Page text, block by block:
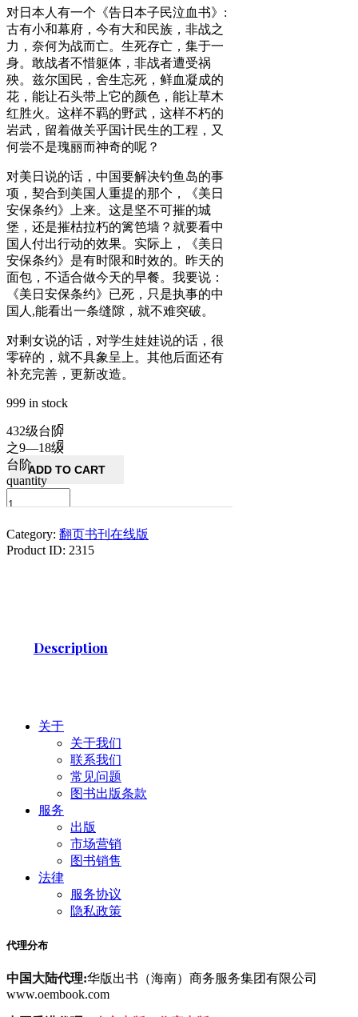
对日本人有一个《告日本子民泣血书》:
古有小和幕府，今有大和民族，非战之
力，奈何为战而亡。生死存亡，集于一
身。敢战者不惜躯体，非战者遭受祸
殃。兹尔国民，舍生忘死，鲜血凝成的
花，能让石头带上它的颜色，能让草木
红胜火。这样不羁的野武，这样不朽的
岩武，留着做关乎国计民生的工程，又
何尝不是瑰丽而神奇的呢？
对美日说的话，中国要解决钓鱼岛的事
项，契合到美国人重提的那个，《美日
安保条约》上来。这是坚不可摧的城
堡，还是摧枯拉朽的篱笆墙？就要看中
国人付出行动的效果。实际上，《美日
安保条约》是有时限和时效的。昨天的
面包，不适合做今天的早餐。我要说：
《美日安保条约》已死，只是执事的中
国人,能看出一条缝隙，就不难突破。
对剩女说的话，对学生娃娃说的话，很
零碎的，就不具象呈上。其他后面还有
补充完善，更新改造。
999 in stock
432级台阶
之9—18级
台阶
quantity
ADD TO CART
Category: 翻页书刊在线版
Product ID: 2315
Description
关于
关于我们
联系我们
常见问题
图书出版条款
服务
出版
市场营销
图书销售
法律
服务协议
隐私政策
代理分布
中国大陆代理:华版出书（海南）商务服务集团有限公司
www.oembook.com